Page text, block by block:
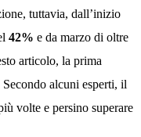
tuttavia, dall’inizio
42% e da marzo di oltre
articolo, la prima
Secondo alcuni esperti, il
volte e persino superare